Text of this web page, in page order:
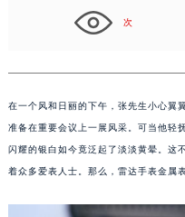
次
在一个风和日丽的下午，张先生小心翼
准备在重要会议上一展风采。可当他
闪耀的银白如今竟泛起了淡淡黄晕。这
着众多爱表人士。那么，雷达手表金属